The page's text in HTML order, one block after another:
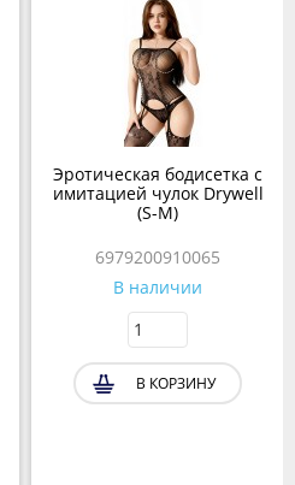
Эротическая бодисетка с
имитацией чулок Drywell
(S-M)
6979200910065
В наличии
В КОРЗИНУ